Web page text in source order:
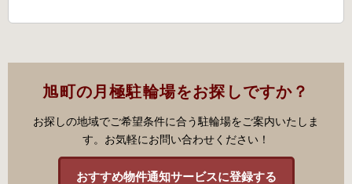
旭町の月極駐輪場をお探しですか？
お探しの地域でご希望条件に合う駐輪場をご案内いたしま
す。お気軽にお問い合わせください！
おすすめ物件通知サービスに登録する